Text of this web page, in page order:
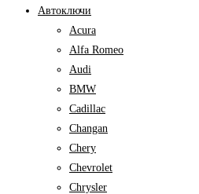
Автоключи
Acura
Alfa Romeo
Audi
BMW
Cadillac
Changan
Chery
Chevrolet
Chrysler